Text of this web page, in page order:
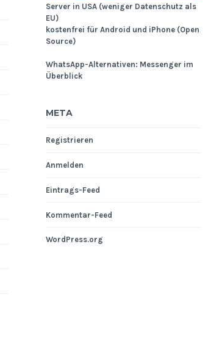
Server in USA (weniger Datenschutz als
EU)
kostenfrei für Android und iPhone (Open
Source)
WhatsApp-Alternativen: Messenger im
Überblick
META
Registrieren
Anmelden
Eintrags-Feed
Kommentar-Feed
WordPress.org